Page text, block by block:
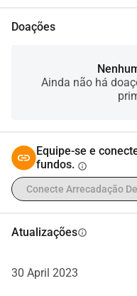
Doações
Ainda não há
Equipe-se e
fundos. info
Conecte Arrecadação
Atualizaçõesinfo
30 April 2023